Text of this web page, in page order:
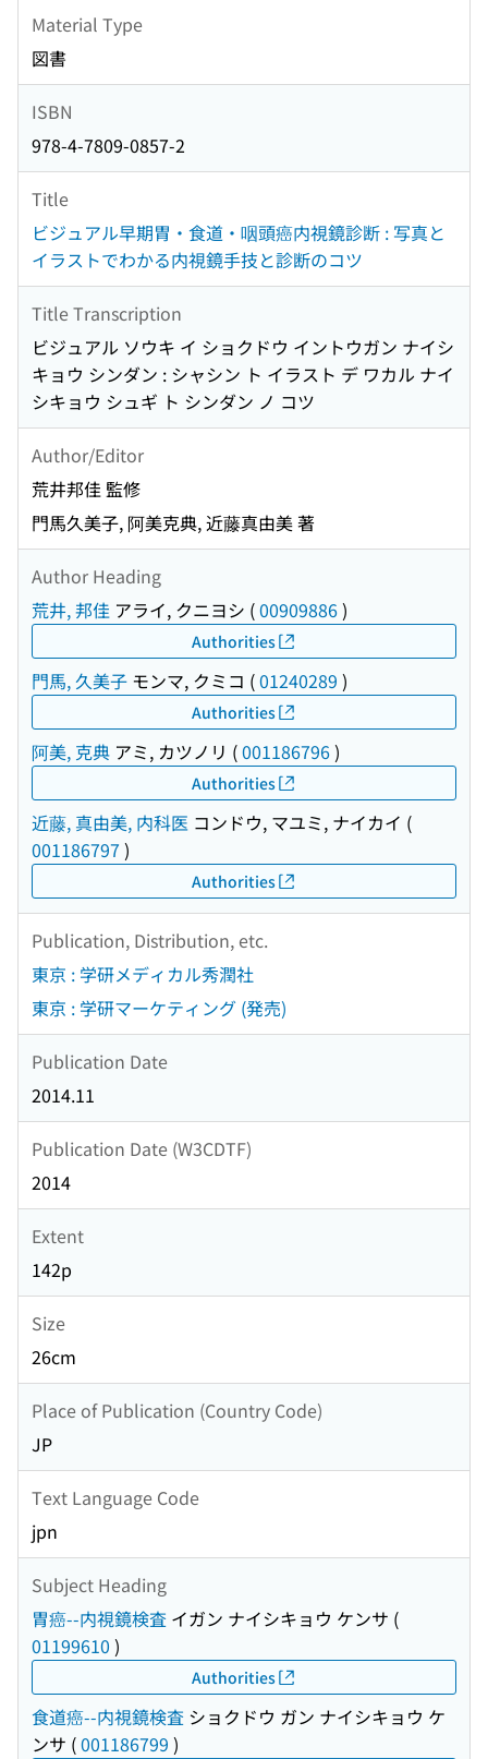
Material Type
図書
ISBN
978-4-7809-0857-2
Title
ビジュアル早期胃・食道・咽頭癌内視鏡診断 : 写真と
イラストでわかる内視鏡手技と診断のコツ
Title Transcription
ビジュアル ソウキ イ ショクドウ イントウガン ナイシ
キョウ シンダン : シャシン ト イラスト デ ワカル ナイ
シキョウ シュギ ト シンダン ノ コツ
Author/Editor
荒井邦佳 監修
門馬久美子, 阿美克典, 近藤真由美 著
Author Heading
荒井, 邦佳 アライ, クニヨシ (00909886)
Authorities
門馬, 久美子 モンマ, クミコ (01240289 )
Authorities
阿美, 克典 アミ, カツノリ (001186796)
Authorities
近藤, 真由美, 内科医 コンドウ, マユミ, ナイカイ (
001186797 )
Authorities
Publication, Distribution, etc.
東京 : 学研メディカル秀潤社
東京 : 学研マーケティング (発売)
Publication Date
2014.11
Publication Date (W3CDTF)
2014
Extent
142p
Size
26cm
Place of Publication (Country Code)
JP
Text Language Code
jpn
Subject Heading
胃癌--内視鏡検査 イガン ナイシキョウ ケンサ (
01199610 )
Authorities
食道癌--内視鏡検査 ショクドウ ガン ナイシキョウ ケ
ンサ (001186799 )